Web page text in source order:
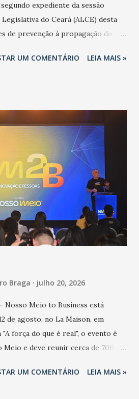
expediente da sessão
do Ceará (ALCE) desta
de prevenção à propagação do
Estado na contenção da
cuidados com os ambientes
“Nós não estamos vivendo uma
temos em todos os anos, com
influenza ou H1N1. Trata-se
vírus diferente, com um poder de
outros coronavírus”, apontou o
é uma epidemia com chance de
gerar um grande risco à
saúde. “Precisamos saber fazer a
doença, para não so...
UM COMENTÁRIO LEIA MAIS »
Braga julho 20, 2026
Nosso Meio to Business está
de agosto, no La Maison, em
força do que é real", o evento é
e deve reunir cerca de 700
Nacional. Desde 2022, o NM2B
UM COMENTÁRIO LEIA MAIS »